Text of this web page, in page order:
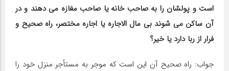
است و پولشان را به صاحب خانه یا صاحب مغازه می دهند و در
آن ساکن می‎ شوند بی ‎مال الاجاره یا اجاره مختصر، راه صحیح و
فرار از ربا دارد یا خیر؟
جواب: راه صحیح آن این است که موجر به مستأجر منزل خود را